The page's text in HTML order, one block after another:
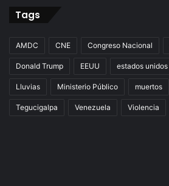
Tags
AMDC CNE Congreso Nacional
Donald Trump EEUU estados unidos
Lluvias Ministerio Público muertos
Tegucigalpa Venezuela Violencia